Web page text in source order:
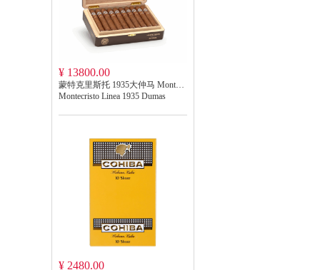
¥ 13800.00
Montecristo Linea 1935 Dumas
¥ 2480.00